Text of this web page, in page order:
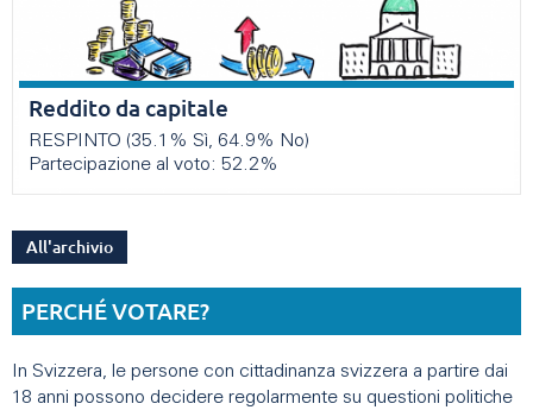
Reddito da capitale
RESPINTO (35.1% Sì, 64.9% No)
Partecipazione al voto: 52.2%
All'archivio
PERCHÉ VOTARE?
In Svizzera, le persone con cittadinanza svizzera a partire dai
18 anni possono decidere regolarmente su questioni politiche